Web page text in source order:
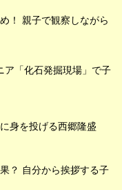
！ 親子で観察しながら
ア「化石発掘現場」で子
身を投げる西郷隆盛
？ 自分から挨拶する子